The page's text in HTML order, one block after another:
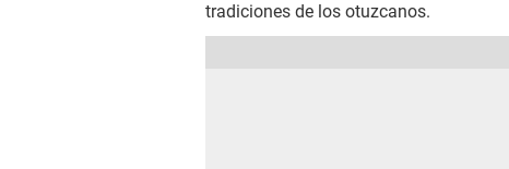
tradiciones de los otuzcanos.